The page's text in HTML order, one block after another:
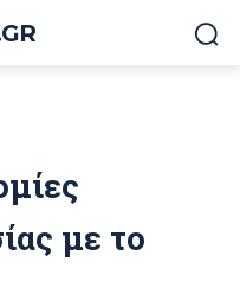
με το